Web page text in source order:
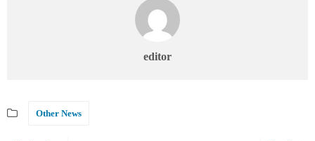
editor
Other News